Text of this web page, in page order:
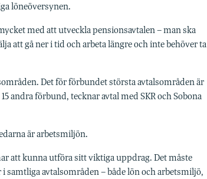
löneöversynen.
med att utveckla pensionsavtalen – man ska
att gå ner i tid och arbeta längre och inte behöver ta
Det för förbundet största avtalsområden är
andra förbund, tecknar avtal med SKR och Sobona
är arbetsmiljön.
att kunna utföra sitt viktiga uppdrag. Det måste
avtalsområden – både lön och arbetsmiljö,